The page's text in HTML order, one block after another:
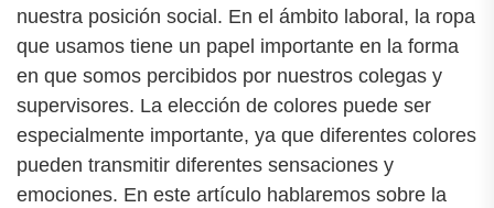
nuestra posición social. En el ámbito laboral, la ropa
que usamos tiene un papel importante en la forma
en que somos percibidos por nuestros colegas y
supervisores. La elección de colores puede ser
especialmente importante, ya que diferentes colores
pueden transmitir diferentes sensaciones y
emociones. En este artículo hablaremos sobre la